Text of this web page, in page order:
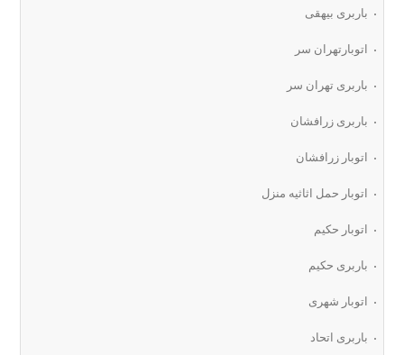
باربری بیهقی
اتوبارتهران سر
باربری تهران سر
باربری زرافشان
اتوبار زرافشان
اتوبار حمل اثاثیه منزل
اتوبار حکیم
باربری حکیم
اتوبار شهری
باربری اتحاد